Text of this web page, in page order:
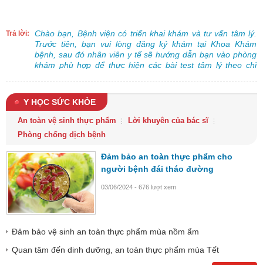
Trả lời:
Chào bạn, Bệnh viện có triển khai khám và tư vấn tâm lý.
Trước tiên, bạn vui lòng đăng ký khám tại Khoa Khám
bệnh, sau đó nhân viên y tế sẽ hướng dẫn bạn vào phòng
khám phù hợp để thực hiện các bài test tâm lý theo chỉ
Y HỌC SỨC KHỎE
An toàn vệ sinh thực phẩm
Lời khuyên của bác sĩ
Phòng chống dịch bệnh
Đảm bảo an toàn thực phẩm cho
người bệnh đái tháo đường
03/06/2024 - 676 lượt xem
Đảm bảo vệ sinh an toàn thực phẩm mùa nồm ẩm
Quan tâm đến dinh dưỡng, an toàn thực phẩm mùa Tết